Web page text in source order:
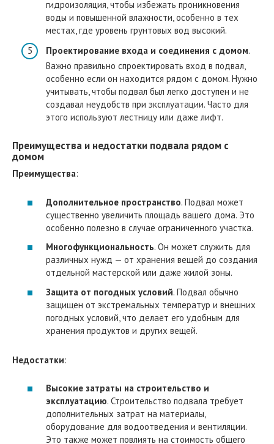
гидроизоляция, чтобы избежать проникновения
воды и повышенной влажности, особенно в тех
местах, где уровень грунтовых вод высокий.
Проектирование входа и соединения с домом.
Важно правильно спроектировать вход в подвал,
особенно если он находится рядом с домом. Нужно
учитывать, чтобы подвал был легко доступен и не
создавал неудобств при эксплуатации. Часто для
этого используют лестницу или даже лифт.
Преимущества и недостатки подвала рядом с
домом
Преимущества:
Дополнительное пространство. Подвал может
существенно увеличить площадь вашего дома. Это
особенно полезно в случае ограниченного участка.
Многофункциональность. Он может служить для
различных нужд — от хранения вещей до создания
отдельной мастерской или даже жилой зоны.
Защита от погодных условий. Подвал обычно
защищен от экстремальных температур и внешних
погодных условий, что делает его удобным для
хранения продуктов и других вещей.
Недостатки:
Высокие затраты на строительство и
эксплуатацию. Строительство подвала требует
дополнительных затрат на материалы,
оборудование для водоотведения и вентиляции.
Это также может повлиять на стоимость общего